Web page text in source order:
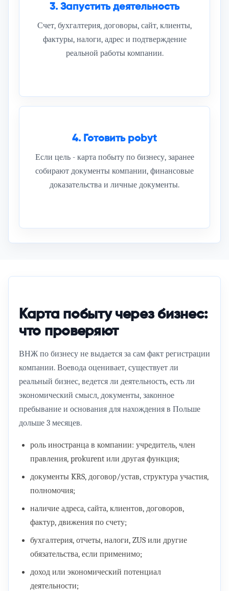
3. Запустить деятельность
Счет, бухгалтерия, договоры, сайт, клиенты,
фактуры, налоги, адрес и подтверждение
реальной работы компании.
4. Готовить pobyt
Если цель - карта побыту по бизнесу, заранее
собирают документы компании, финансовые
доказательства и личные документы.
Карта побыту через бизнес:
что проверяют
ВНЖ по бизнесу не выдается за сам факт регистрации
компании. Воевода оценивает, существует ли
реальный бизнес, ведется ли деятельность, есть ли
экономический смысл, документы, законное
пребывание и основания для нахождения в Польше
дольше 3 месяцев.
роль иностранца в компании: учредитель, член
правления, prokurent или другая функция;
документы KRS, договор/устав, структура участия,
полномочия;
наличие адреса, сайта, клиентов, договоров,
фактур, движения по счету;
бухгалтерия, отчеты, налоги, ZUS или другие
обязательства, если применимо;
доход или экономический потенциал
деятельности;